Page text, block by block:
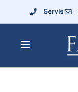
Servis